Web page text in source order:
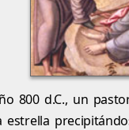
800 d.C., un
estrella